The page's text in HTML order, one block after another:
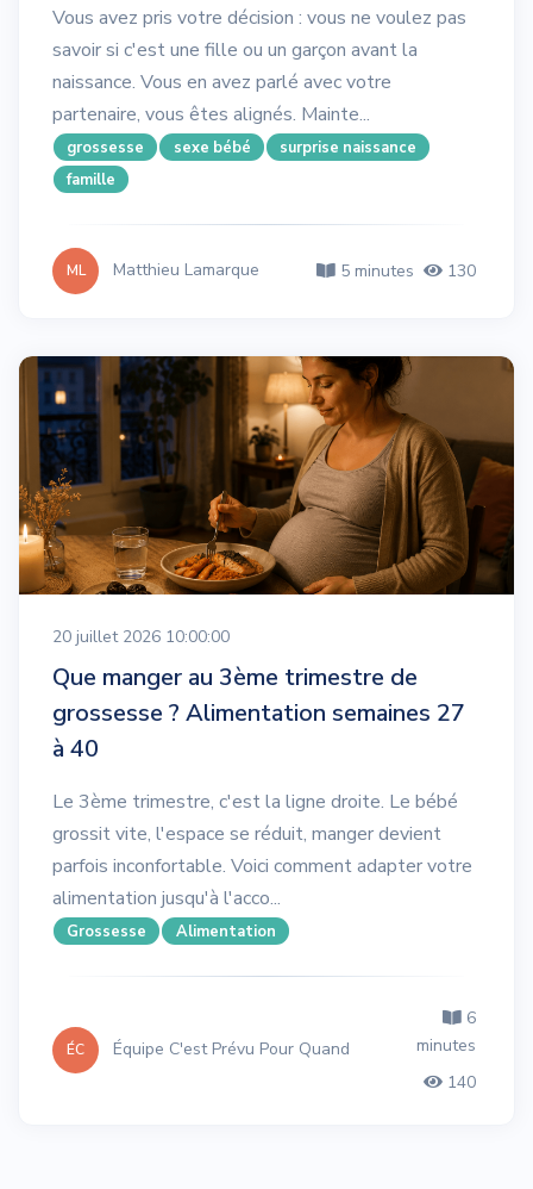
Vous avez pris votre décision : vous ne voulez pas
savoir si c'est une fille ou un garçon avant la
naissance. Vous en avez parlé avec votre
partenaire, vous êtes alignés. Mainte...
grossesse sexe bébé
surprise naissance
famille
ML Matthieu Lamarque 5 minutes 130
20 juillet 2026 10:00:00
Que manger au 3ème trimestre de
grossesse ? Alimentation semaines 27
à 40
Le 3ème trimestre, c'est la ligne droite. Le bébé
grossit vite, l'espace se réduit, manger devient
parfois inconfortable. Voici comment adapter votre
alimentation jusqu'à l'acco...
Grossesse Alimentation
ÉC Équipe C'est Prévu Pour Quand
6
minutes
140